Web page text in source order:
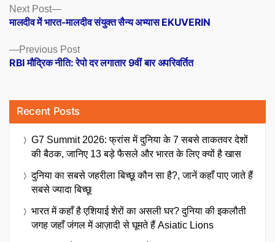
Posts
navigation
Previous PostPrevious
post:
RBI मौद्रिक नीति: रेपो दर लगातार 9वीं बार अपरिवर्तित
Next Post
Next
post:
मालदीव में भारत-मालदीव संयुक्त सैन्य अभ्यास EKUVERIN
Recent Posts
G7 Summit 2026: फ्रांस में दुनिया के 7 सबसे ताकतवर देशों
की बैठक, जानिए 13 बड़े फैसले और भारत के लिए क्यों है खास
दुनिया का सबसे जहरीला बिच्छू कौन सा है?, जानें कहाँ पाए जाते हैं
सबसे ज्यादा बिच्छू
भारत में कहाँ है एशियाई शेरों का असली घर? दुनिया की इकलौती
जगह जहाँ जंगल में आज़ादी से घूमते हैं Asiatic Lions